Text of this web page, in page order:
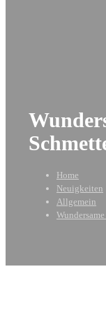
Home
Neuigkeiten
Allgemein